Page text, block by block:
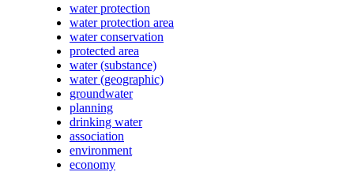
water protection
water protection area
water conservation
protected area
water (substance)
water (geographic)
groundwater
planning
drinking water
association
environment
economy